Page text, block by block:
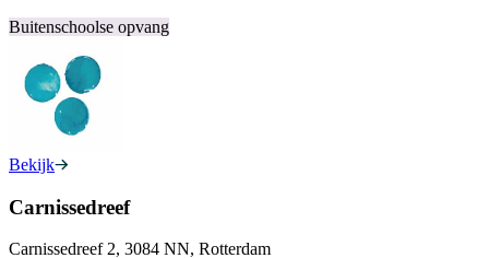
Buitenschoolse opvang
Bekijk
Carnissedreef
Carnissedreef 2, 3084 NN, Rotterdam